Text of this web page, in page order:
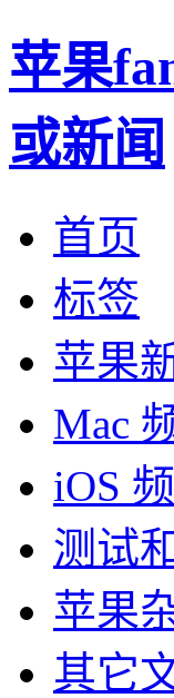
苹果
或新闻
首页
标签
苹果
Mac
iOS
测试
苹果
其它